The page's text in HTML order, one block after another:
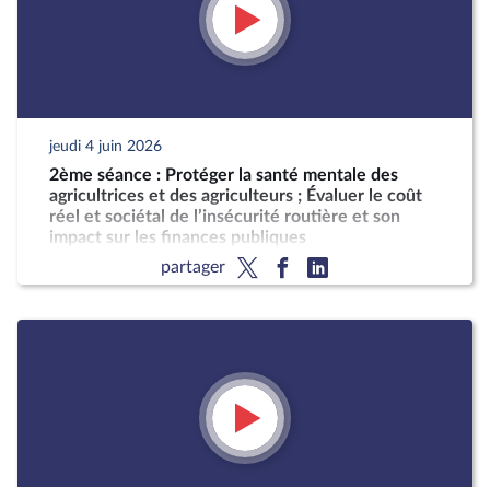
jeudi 4 juin 2026
2ème séance : Protéger la santé mentale des
agricultrices et des agriculteurs ; Évaluer le coût
réel et sociétal de l’insécurité routière et son
impact sur les finances publiques
partager